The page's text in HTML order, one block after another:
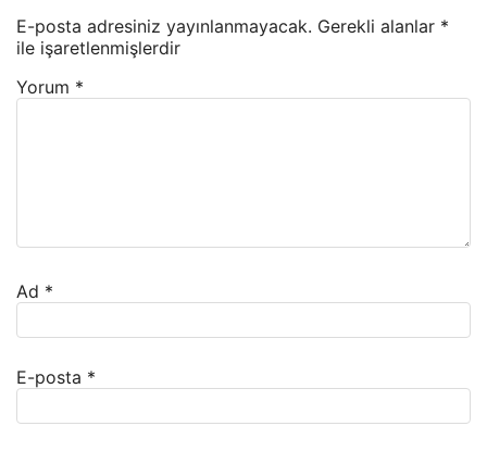
E-posta adresiniz yayınlanmayacak. Gerekli alanlar *
ile işaretlenmişlerdir
Yorum *
Ad *
E-posta *